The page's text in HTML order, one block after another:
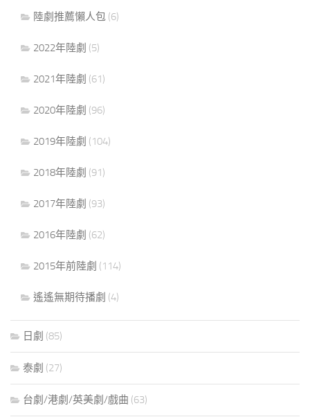
陸劇推薦懶人包 (6)
2022年陸劇 (5)
2021年陸劇 (61)
2020年陸劇 (96)
2019年陸劇 (104)
2018年陸劇 (91)
2017年陸劇 (93)
2016年陸劇 (62)
2015年前陸劇 (114)
遙遙無期待播劇 (4)
日劇 (85)
泰劇 (27)
台劇/港劇/英美劇/戲曲 (63)